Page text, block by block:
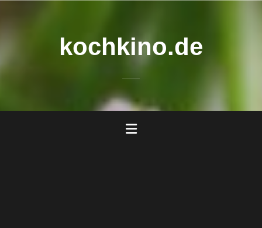
kochkino.de